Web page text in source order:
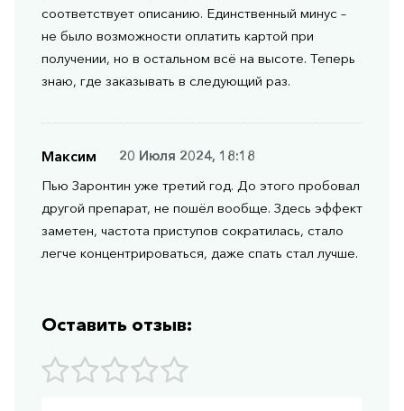
соответствует описанию. Единственный минус –
не было возможности оплатить картой при
получении, но в остальном всё на высоте. Теперь
знаю, где заказывать в следующий раз.
Максим
20 Июля 2024, 18:18
Пью Заронтин уже третий год. До этого пробовал
другой препарат, не пошёл вообще. Здесь эффект
заметен, частота приступов сократилась, стало
легче концентрироваться, даже спать стал лучше.
Оставить отзыв: